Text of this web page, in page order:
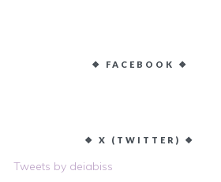
❖ FACEBOOK ❖
❖ X (TWITTER) ❖
Tweets by deiabiss